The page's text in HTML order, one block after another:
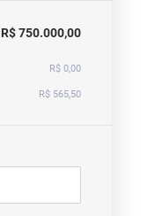
R$ 750.000,00
R$ 0,00
R$ 565,50